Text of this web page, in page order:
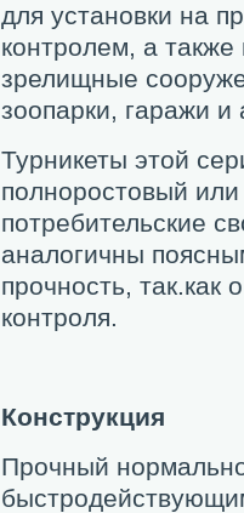
для установки на
контролем, а
зрелищные
зоопарки, гаражи и
Турникеты этой
полноростовый
потребительские
аналогичны
прочность, так.как
контроля.
Конструкция
Прочный